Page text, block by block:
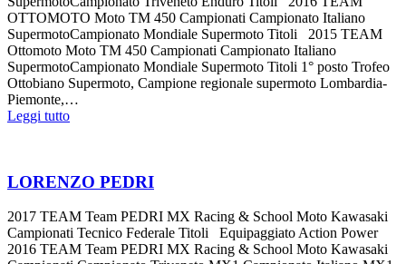
OTTOMOTO Moto TM 450 Campionati Campionato Italiano
SupermotoCampionato Mondiale Supermoto Titoli 2015 TEAM
Ottomoto Moto TM 450 Campionati Campionato Italiano
SupermotoCampionato Mondiale Supermoto Titoli 1° posto Trofeo
Ottobiano Supermoto, Campione regionale supermoto Lombardia-
Piemonte,…
Leggi tutto
LORENZO PEDRI
2017 TEAM Team PEDRI MX Racing & School Moto Kawasaki
Campionati Tecnico Federale Titoli Equipaggiato Action Power
2016 TEAM Team PEDRI MX Racing & School Moto Kawasaki